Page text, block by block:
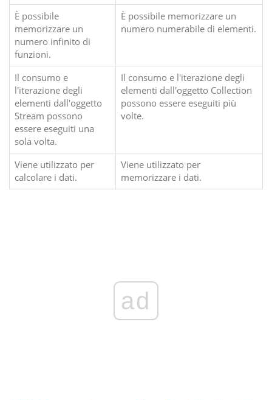
È possibile
memorizzare un
numero infinito di
funzioni.
È possibile memorizzare un
numero numerabile di elementi.
Il consumo e
l'iterazione degli
elementi dall'oggetto
Stream possono
essere eseguiti una
sola volta.
Il consumo e l'iterazione degli
elementi dall'oggetto Collection
possono essere eseguiti più
volte.
Viene utilizzato per
calcolare i dati.
Viene utilizzato per
memorizzare i dati.
ad